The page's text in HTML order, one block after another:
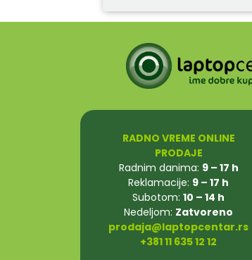
RADNO VREME ONLINE
PRODAJE
Radnim danima: 9 – 17 h
Reklamacije: 9 – 17 h
Subotom: 10 – 14 h
Nedeljom: Zatvoreno
prodaja@laptopcentar.rs
+381 11 635 12 12